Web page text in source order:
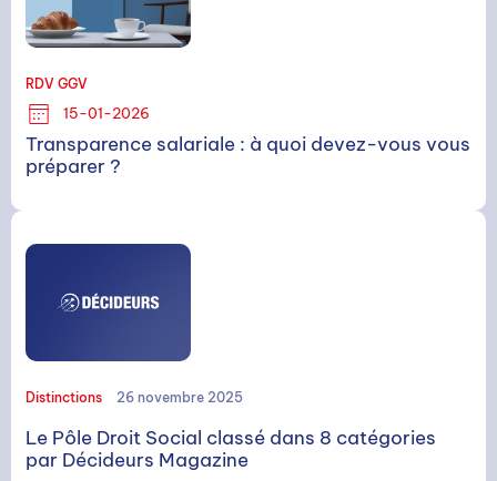
RDV GGV
15-01-2026
Transparence salariale : à quoi devez-vous vous
préparer ?
Distinctions 26 novembre 2025
Le Pôle Droit Social classé dans 8 catégories
par Décideurs Magazine